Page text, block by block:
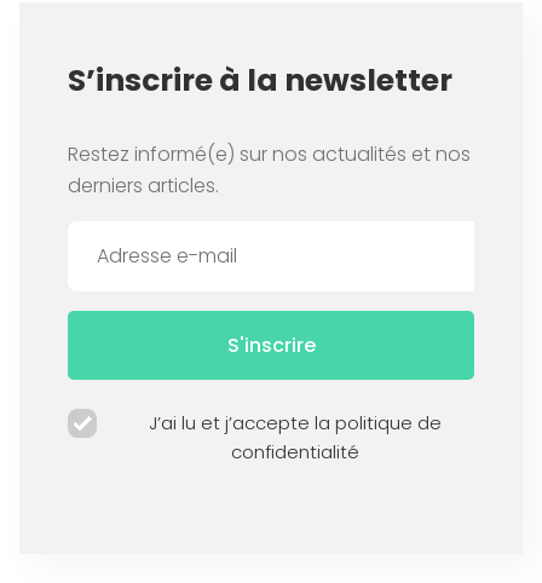
S’inscrire à la newsletter
Restez informé(e) sur nos actualités et nos
derniers articles.
S'inscrire
J’ai lu et j’accepte la politique de
confidentialité